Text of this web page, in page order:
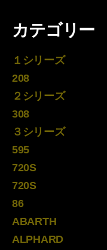
カテゴリー
１シリーズ
208
２シリーズ
308
３シリーズ
595
720S
720S
86
ABARTH
ALPHARD